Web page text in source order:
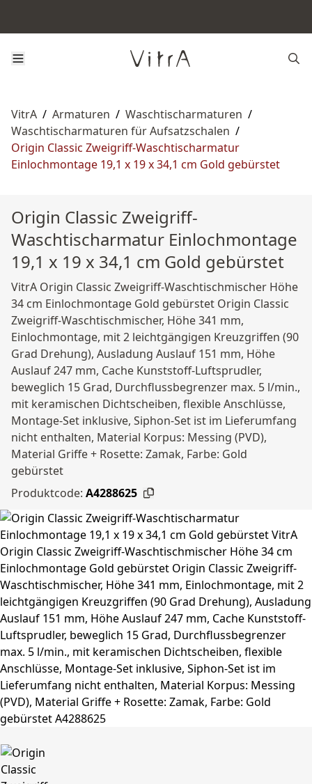
VitrA / Armaturen / Waschtischarmaturen /
Waschtischarmaturen für Aufsatzschalen /
Origin Classic Zweigriff-Waschtischarmatur
Einlochmontage 19,1 x 19 x 34,1 cm Gold gebürstet
Origin Classic Zweigriff-
Waschtischarmatur Einlochmontage
19,1 x 19 x 34,1 cm Gold gebürstet
VitrA Origin Classic Zweigriff-Waschtischmischer Höhe
34 cm Einlochmontage Gold gebürstet Origin Classic
Zweigriff-Waschtischmischer, Höhe 341 mm,
Einlochmontage, mit 2 leichtgängigen Kreuzgriffen (90
Grad Drehung), Ausladung Auslauf 151 mm, Höhe
Auslauf 247 mm, Cache Kunststoff-Luftsprudler,
beweglich 15 Grad, Durchflussbegrenzer max. 5 l/min.,
mit keramischen Dichtscheiben, flexible Anschlüsse,
Montage-Set inklusive, Siphon-Set ist im Lieferumfang
nicht enthalten, Material Korpus: Messing (PVD),
Material Griffe + Rosette: Zamak, Farbe: Gold
gebürstet
Produktcode: A4288625